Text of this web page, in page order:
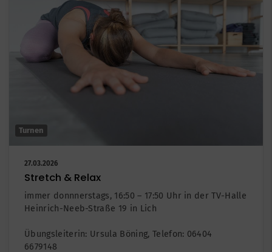
Turnen
27.03.2026
Stretch & Relax
immer donnnerstags, 16:50 – 17:50 Uhr in der TV-Halle
Heinrich-Neeb-Straße 19 in Lich
Übungsleiterin: Ursula Böning, Telefon: 06404 6679148